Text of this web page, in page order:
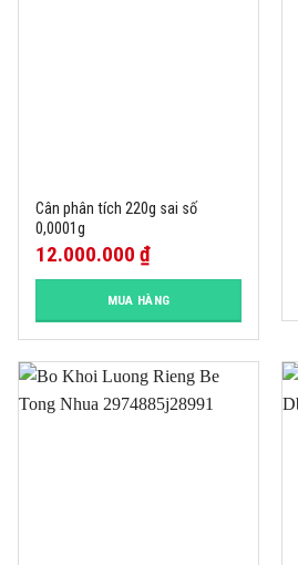
Cân phân tích 220g sai số
0,0001g
12.000.000 ₫
MUA HÀNG